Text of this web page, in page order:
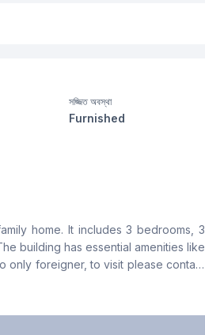
সজ্জিত অবস্থা
Furnished
1
home. It includes 3 bedrooms, 3
building has essential amenities like
only foreigner, to visit please contact